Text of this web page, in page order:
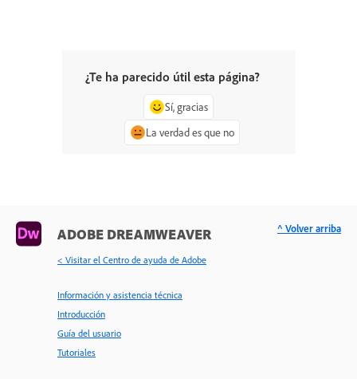
¿Te ha parecido útil esta página?
Sí, gracias
La verdad es que no
ADOBE DREAMWEAVER
< Visitar el Centro de ayuda de Adobe
Información y asistencia técnica
Introducción
Guía del usuario
Tutoriales
^ Volver arriba